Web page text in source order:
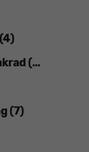
(4)
(28)
(7)